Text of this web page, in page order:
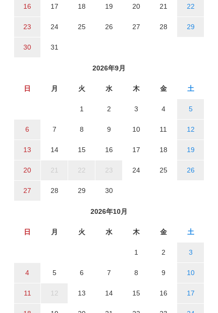
16 17 18 19 20 21 22
23 24 25 26 27 28 29
30 31
2026年9月
日 月 火 水 木 金 土
1 2 3 4 5
6 7 8 9 10 11 12
13 14 15 16 17 18 19
20 21 22 23 24 25 26
27 28 29 30
2026年10月
日 月 火 水 木 金 土
1 2 3
4 5 6 7 8 9 10
11 12 13 14 15 16 17